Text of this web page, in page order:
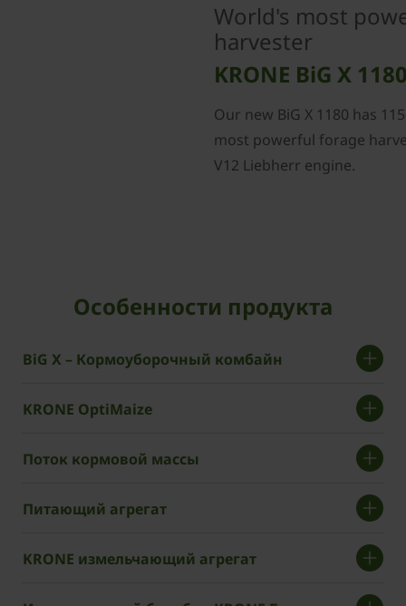
World's most
harvester
KRONE BiG X
Our new BiG X 1180 has
most powerful forage
V12 Liebherr engine.
Особенности продукта
BiG X – Кормоуборочный комбайн
KRONE OptiMaize
Поток кормовой массы
Питающий агрегат
KRONE измельчающий агрегат